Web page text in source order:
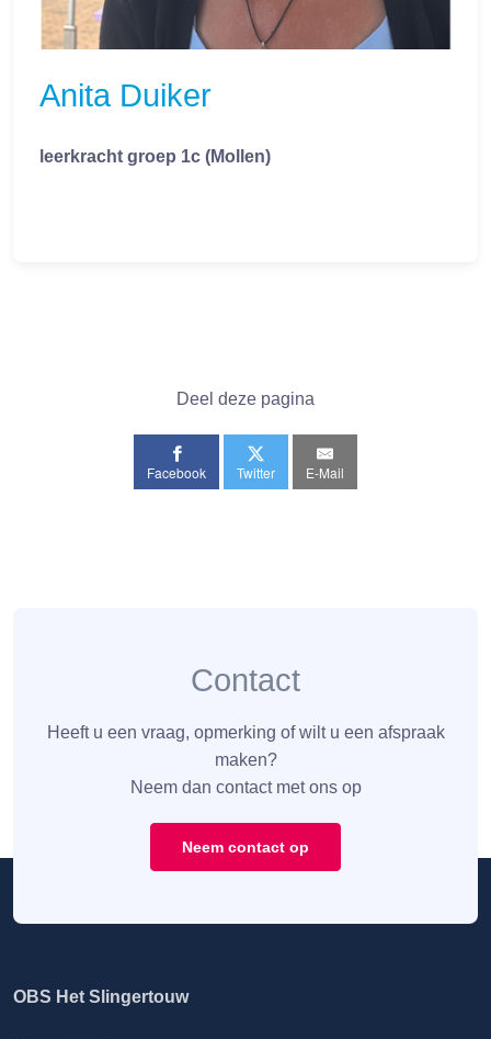
Anita Duiker
leerkracht groep 1c (Mollen)
Deel deze pagina
Facebook Twitter E-Mail
Contact
Heeft u een vraag, opmerking of wilt u een afspraak
maken?
Neem dan contact met ons op
Neem contact op
OBS Het Slingertouw